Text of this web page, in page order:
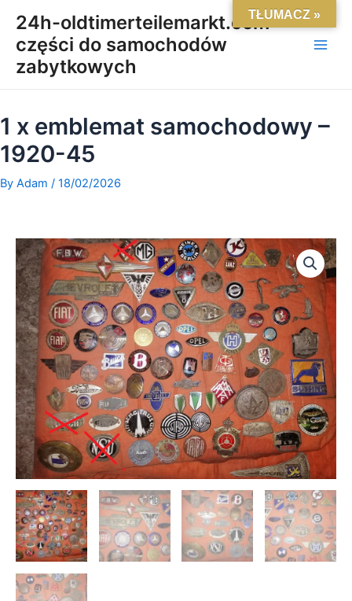
content
24h-oldtimerteilemarkt.com-
części do samochodów
zabytkowych
Main
1 x emblemat samochodowy –
1920-45
By Adam / 18/02/2026
ilość
1
x
emblemat
samochodowy
-
1920-
45
TŁUMACZ »